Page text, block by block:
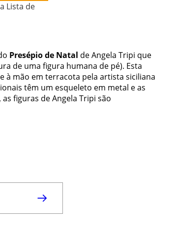
Lista de
Presépio de Natal de Angela Tripi que
de uma figura humana de pé). Esta
à mão em terracota pela artista siciliana
têm um esqueleto em metal e as
figuras de Angela Tripi são